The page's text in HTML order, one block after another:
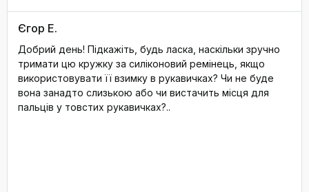
Єгор Е.
Добрий день! Підкажіть, будь ласка, наскільки зручно
тримати цю кружку за силіконовий ремінець, якщо
використовувати її взимку в рукавичках? Чи не буде
вона занадто слизькою або чи вистачить місця для
пальців у товстих рукавичках?..